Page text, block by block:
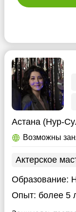
Астана (Нур-
Возможны
Актерское
Образование:
Опыт: более 5